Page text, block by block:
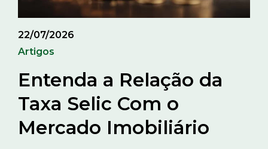
22/07/2026
Artigos
Entenda a Relação da
Taxa Selic Com o
Mercado Imobiliário